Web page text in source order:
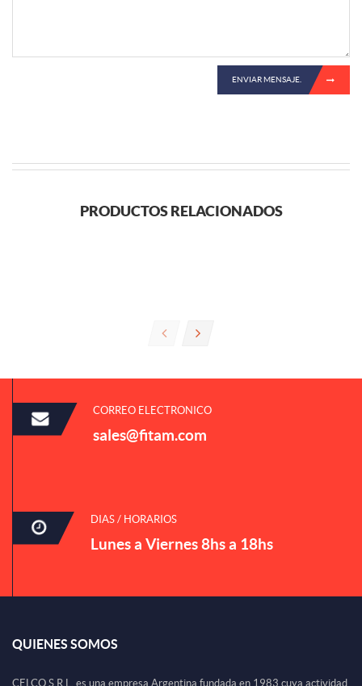
ENVIAR MENSAJE.
PRODUCTOS RELACIONADOS
CORREO ELECTRONICO
sales@fitam.com
DIAS / HORARIOS
Lunes a Viernes 8hs a 18hs
QUIENES SOMOS
CELCO S.R.L. es una empresa Argentina fundada en 1983 cuya actividad